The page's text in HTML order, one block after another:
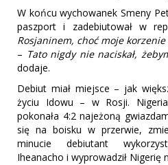
W końcu wychowanek Smeny
paszport i zadebiutował w
Rosjaninem, choć moje
– Tato nigdy nie naciskał,
dodaje.
Debiut miał miejsce – jak
życiu Idowu – w Rosji.
pokonała 4:2 najeżoną
się na boisku w przerwie,
minucie debiutant
Iheanacho i wyprowadził Nigerię